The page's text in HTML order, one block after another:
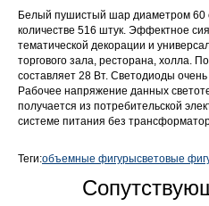
Белый пушистый шар диаметром 60
количестве 516 штук. Эффектное
тематической декорации и
торгового зала, ресторана, холла.
составляет 28 Вт. Светодиоды
Рабочее напряжение данных
получается из потребительской
системе питания без
Теги:объемные фигурысветовые